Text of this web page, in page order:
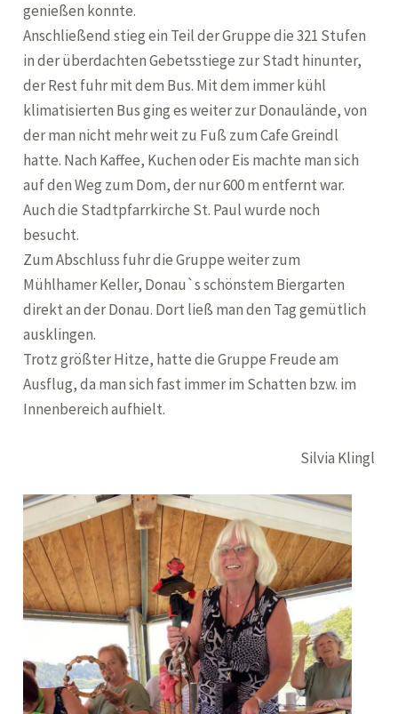
genießen konnte.
Anschließend stieg ein Teil der Gruppe die 321 Stufen
in der überdachten Gebetsstiege zur Stadt hinunter,
der Rest fuhr mit dem Bus. Mit dem immer kühl
klimatisierten Bus ging es weiter zur Donaulände, von
der man nicht mehr weit zu Fuß zum Cafe Greindl
hatte. Nach Kaffee, Kuchen oder Eis machte man sich
auf den Weg zum Dom, der nur 600 m entfernt war.
Auch die Stadtpfarrkirche St. Paul wurde noch
besucht.
Zum Abschluss fuhr die Gruppe weiter zum
Mühlhamer Keller, Donau`s schönstem Biergarten
direkt an der Donau. Dort ließ man den Tag gemütlich
ausklingen.
Trotz größter Hitze, hatte die Gruppe Freude am
Ausflug, da man sich fast immer im Schatten bzw. im
Innenbereich aufhielt.
Silvia Klingl